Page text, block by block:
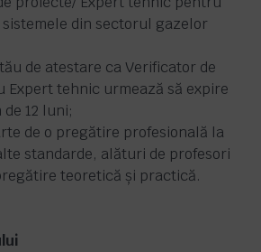
din sectorul gazelor
de atestare ca Verificator de
Expert tehnic urmează să expire
12 luni;
de o pregătire profesională la
standarde, alături de profesori
teoretică și practică.